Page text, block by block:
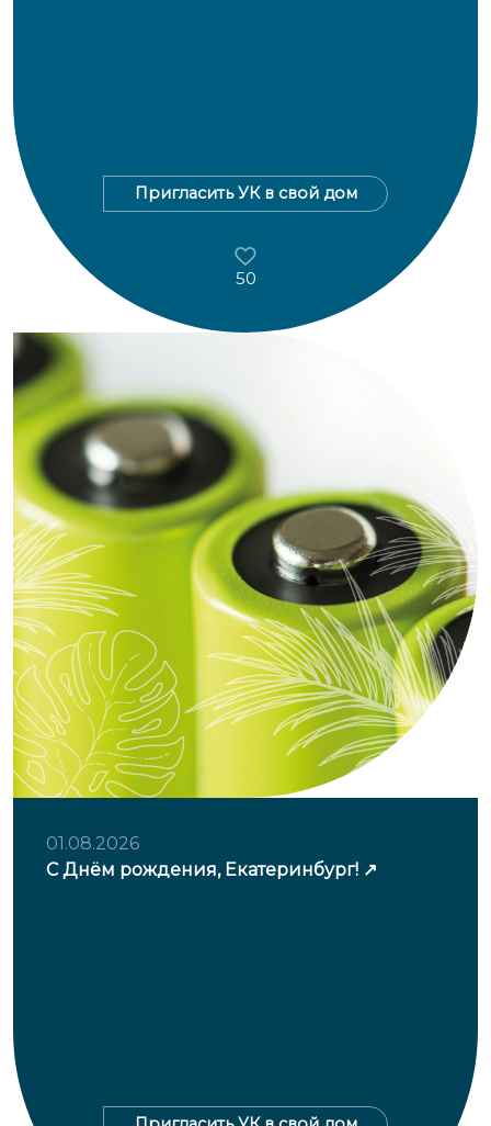
Пригласить УК в свой дом
50
01.08.2026
С Днём рождения, Екатеринбург!